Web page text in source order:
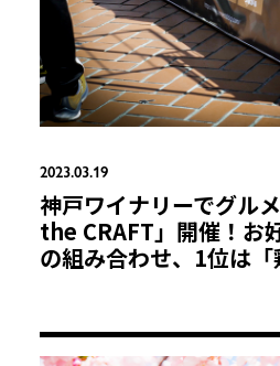
神戸ワイナリーでグル
the CRAFT」開催！お
の組み合わせ、1位は「
2023.03.19